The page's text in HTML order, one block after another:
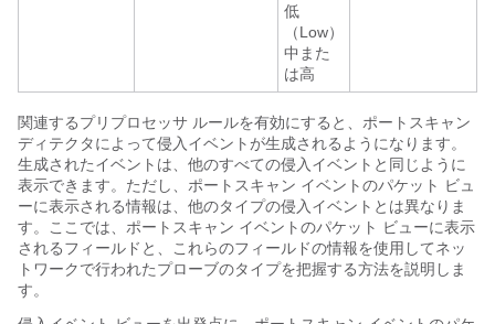
低
（Low）
中また
は高
関連するプリプロセッサ ルールを有効にすると、ポートスキャン
ディテクタによって侵入イベントが生成されるようになります。
生成されたイベントは、他のすべての侵入イベントと同じように
表示できます。ただし、ポートスキャン イベントのパケット ビュ
ーに表示される情報は、他のタイプの侵入イベントとは異なりま
す。ここでは、ポートスキャン イベントのパケット ビューに表示
されるフィールドと、これらのフィールドの情報を使用してネッ
トワークで行われたプローブのタイプを把握する方法を説明しま
す。